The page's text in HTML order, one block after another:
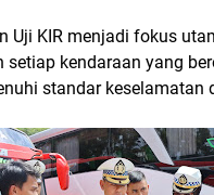
Uji KIR menjadi fokus
setiap kendaraan yang
standar keselamatan